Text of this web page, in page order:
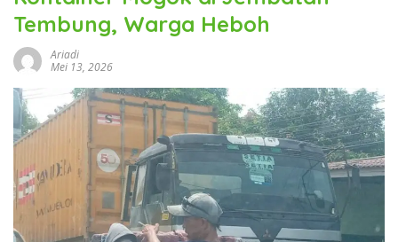
Tembung, Warga Heboh
Ariadi
Mei 13, 2026